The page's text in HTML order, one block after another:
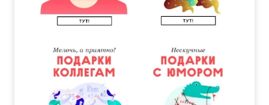
Подготовьте видеопоздравление
Отвлекитесь от темы
Календарь невероятных событий и праздников
декабря и января
Итоги года и планы на будущее
Зимние тренды